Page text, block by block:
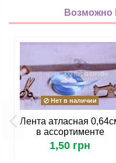
Возможно
Нет в наличии
Лента атласная
в ассортименте
1,50 грн